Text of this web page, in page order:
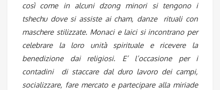
così come in alcuni dzong minori si tengono i
tshechu dove si assiste ai cham, danze rituali con
maschere stilizzate. Monaci e laici si incontrano per
celebrare la loro unità spirituale e ricevere la
benedizione dai religiosi. E’ l’occasione per i
contadini di staccare dal duro lavoro dei campi,
socializzare, fare mercato e partecipare alla miriade